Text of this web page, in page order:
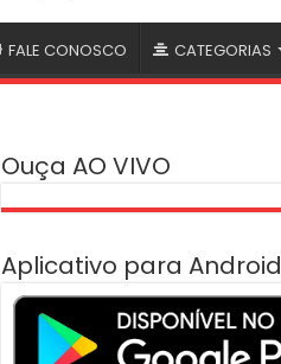
FALE CONOSCO CATEGORIAS
Ouça AO VIVO
Aplicativo para Android